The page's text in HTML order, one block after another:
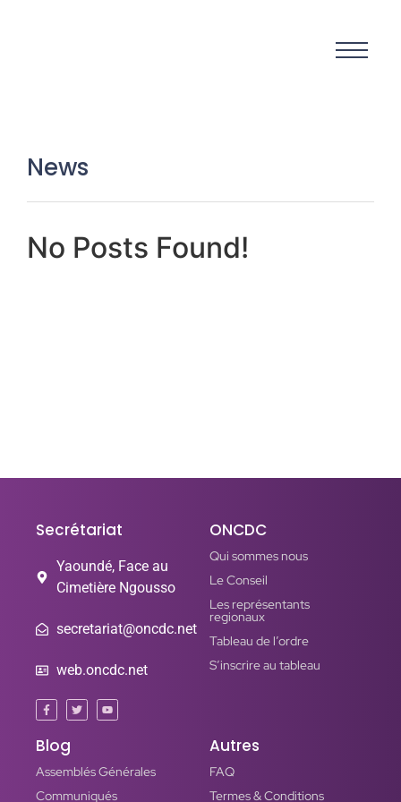
News
No Posts Found!
Secrétariat
Yaoundé, Face au
Cimetière Ngousso
secretariat@oncdc.net
web.oncdc.net
ONCDC
Qui sommes nous
Le Conseil
Les représentants
regionaux
Tableau de l’ordre
S’inscrire au tableau
Blog
Assemblés Générales
Communiqués
Autres
FAQ
Termes & Conditions